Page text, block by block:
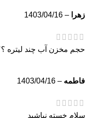
زهرا –
1403/04/16
حجم مخزن آب چند لیتره
فاطمه –
1403/04/16
سلام خسته نباشید